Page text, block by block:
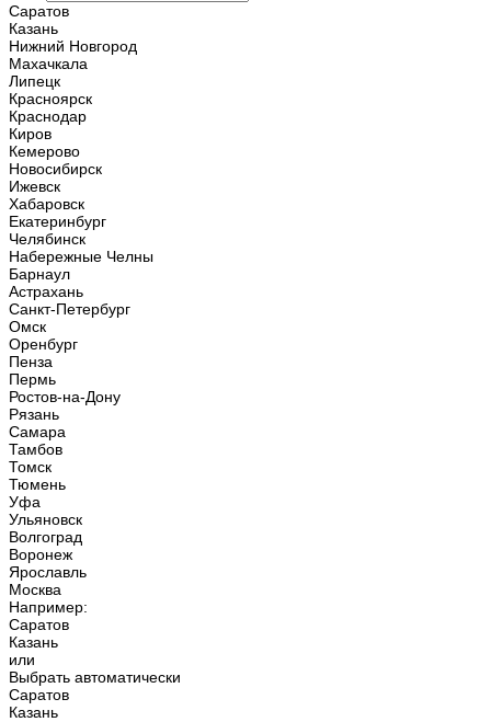
Саратов
Казань
Нижний Новгород
Махачкала
Липецк
Красноярск
Краснодар
Киров
Кемерово
Новосибирск
Ижевск
Хабаровск
Екатеринбург
Челябинск
Набережные Челны
Барнаул
Астрахань
Санкт-Петербург
Омск
Оренбург
Пенза
Пермь
Ростов-на-Дону
Рязань
Самара
Тамбов
Томск
Тюмень
Уфа
Ульяновск
Волгоград
Воронеж
Ярославль
Москва
Например:
Саратов
Казань
или
Выбрать автоматически
Саратов
Казань